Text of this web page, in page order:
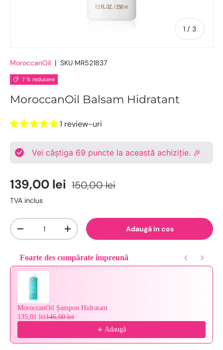
1 / De
3
MoroccanOil | SKU MR521837
7 % reducere
MoroccanOil Balsam Hidratant
1 review-uri
Vei câștiga 69 puncte la această achiziție. 🎉
139,00 lei 150,00 lei
TVA inclus
Cantitate
-
+ Adaugă in cos
Foarte des cumpărate împreună
Use the Previous and Next buttons to navigate through product
MoroccanOil Șampon Hidratant
135,01 lei146,00 lei
Adaugă